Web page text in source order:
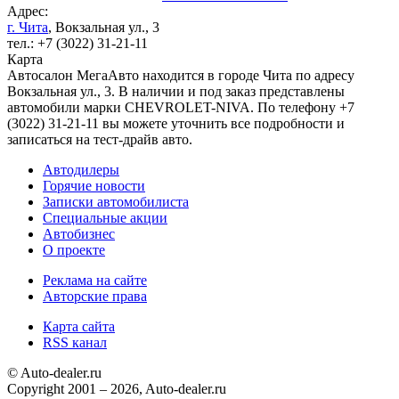
Адрес:
г. Чита, Вокзальная ул., 3
тел.: +7 (3022) 31-21-11
Карта
Автосалон МегаАвто находится в городе Чита по адресу
Вокзальная ул., 3. В наличии и под заказ представлены
автомобили марки CHEVROLET-NIVA. По телефону +7
(3022) 31-21-11 вы можете уточнить все подробности и
записаться на тест-драйв авто.
Автодилеры
Горячие новости
Записки автомобилиста
Специальные акции
Автобизнес
О проекте
Реклама на сайте
Авторские права
Карта сайта
RSS канал
© Auto-dealer.ru
Copyright 2001 – 2026, Auto-dealer.ru